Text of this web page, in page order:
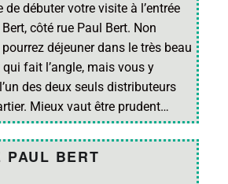
débuter votre visite à l’entrée
côté rue Paul Bert. Non
déjeuner dans le très beau
fait l’angle, mais vous y
des deux seuls distributeurs
Mieux vaut être prudent…
PAUL BERT